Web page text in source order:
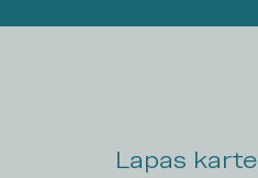
Lapas karte